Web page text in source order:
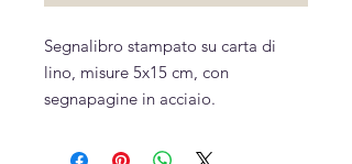
Segnalibro stampato su carta di
lino, misure 5x15 cm, con
segnapagine in acciaio.